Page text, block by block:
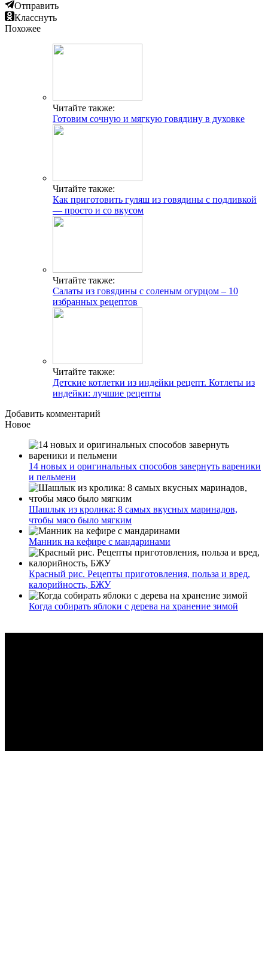
Отправить
Класснуть
Похожее
Читайте также:
Готовим сочную и мягкую говядину в духовке
Читайте также:
Как приготовить гуляш из говядины с подливкой
— просто и со вкусом
Читайте также:
Салаты из говядины с соленым огурцом – 10
избранных рецептов
Читайте также:
Детские котлетки из индейки рецепт. Котлеты из
индейки: лучшие рецепты
Добавить комментарий
Новое
14 новых и оригинальных способов завернуть вареники
и пельмени
Шашлык из кролика: 8 самых вкусных маринадов,
чтобы мясо было мягким
Манник на кефире с мандаринами
Красный рис. Рецепты приготовления, польза и вред,
калорийность, БЖУ
Когда собирать яблоки с дерева на хранение зимой